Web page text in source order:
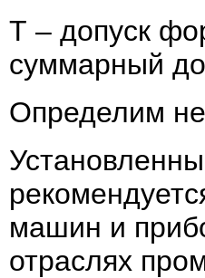
Т – допуск
суммарный
Определим
машин и
отраслях